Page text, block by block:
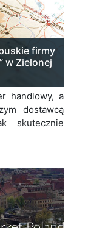
firmy
w Zielonej
handlowy, a
dostawcą
skutecznie